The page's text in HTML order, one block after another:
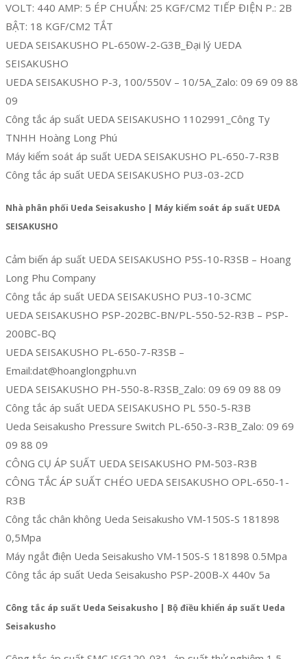
VOLT: 440 AMP: 5 ÉP CHUẨN: 25 KGF/CM2 TIẾP ĐIỆN P.: 2B
BẬT: 18 KGF/CM2 TẮT
UEDA SEISAKUSHO PL-650W-2-G3B_Đại lý UEDA
SEISAKUSHO
UEDA SEISAKUSHO P-3, 100/550V – 10/5A_Zalo: 09 69 09 88
09
Công tắc áp suất UEDA SEISAKUSHO 1102991_Công Ty
TNHH Hoàng Long Phú
Máy kiểm soát áp suất UEDA SEISAKUSHO PL-650-7-R3B
Công tắc áp suất UEDA SEISAKUSHO PU3-03-2CD
Nhà phân phối Ueda Seisakusho | Máy kiểm soát áp suất UEDA
SEISAKUSHO
Cảm biến áp suất UEDA SEISAKUSHO P5S-10-R3SB – Hoang
Long Phu Company
Công tắc áp suất UEDA SEISAKUSHO PU3-10-3CMC
UEDA SEISAKUSHO PSP-202BC-BN/PL-550-52-R3B – PSP-
200BC-BQ
UEDA SEISAKUSHO PL-650-7-R3SB –
Email:dat@hoanglongphu.vn
UEDA SEISAKUSHO PH-550-8-R3SB_Zalo: 09 69 09 88 09
Công tắc áp suất UEDA SEISAKUSHO PL 550-5-R3B
Ueda Seisakusho Pressure Switch PL-650-3-R3B_Zalo: 09 69
09 88 09
CÔNG CỤ ÁP SUẤT UEDA SEISAKUSHO PM-503-R3B
CÔNG TẮC ÁP SUẤT CHÉO UEDA SEISAKUSHO OPL-650-1-
R3B
Công tắc chân không Ueda Seisakusho VM-150S-S 181898
0,5Mpa
Máy ngắt điện Ueda Seisakusho VM-150S-S 181898 0.5Mpa
Công tắc áp suất Ueda Seisakusho PSP-200B-X 440v 5a
Công tắc áp suất Ueda Seisakusho | Bộ điều khiển áp suất Ueda
Seisakusho